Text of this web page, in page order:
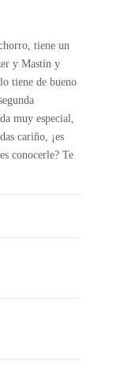
tiene un
y Mastín y
tiene de bueno
muy especial,
cariño, ¡es
conocerle? Te